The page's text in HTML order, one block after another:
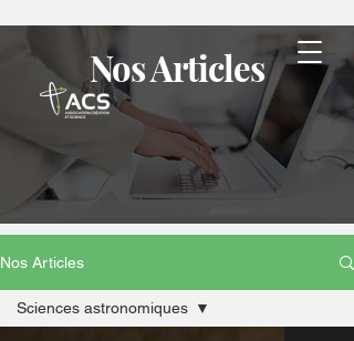
Nos Articles
Nos Articles
Sciences astronomiques